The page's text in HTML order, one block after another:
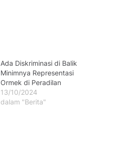
Ada Diskriminasi di Balik
Minimnya Representasi
Ormek di Peradilan
13/10/2024
dalam "Berita"